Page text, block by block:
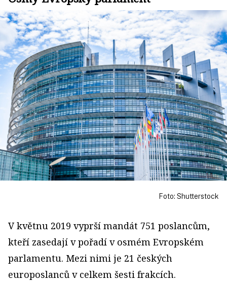
Foto: Shutterstock
V květnu 2019 vyprší mandát 751 poslancům,
kteří zasedají v pořadí v osmém Evropském
parlamentu. Mezi nimi je 21 českých
europoslanců v celkem šesti frakcích.